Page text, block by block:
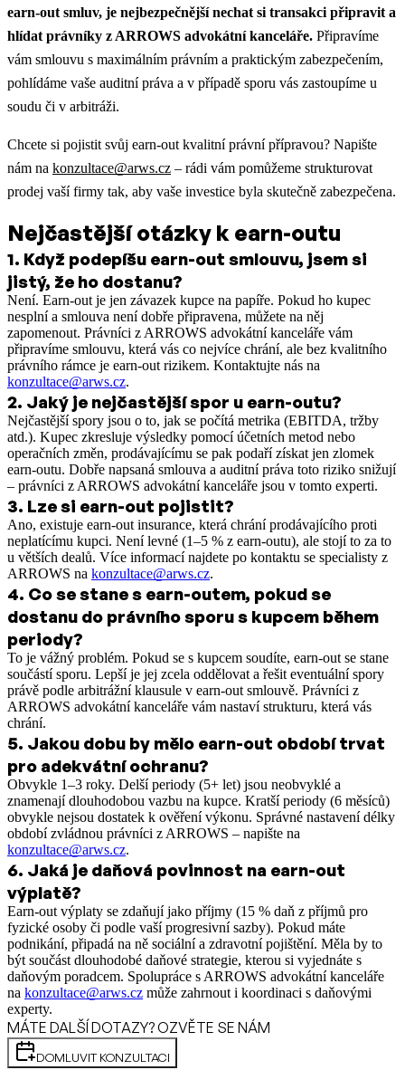
earn-out smluv, je nejbezpečnější nechat si transakci připravit a
hlídat právníky z ARROWS advokátní kanceláře. Připravíme
vám smlouvu s maximálním právním a praktickým zabezpečením,
pohlídáme vaše auditní práva a v případě sporu vás zastoupíme u
soudu či v arbitráži.
Chcete si pojistit svůj earn-out kvalitní právní přípravou? Napište
nám na konzultace@arws.cz – rádi vám pomůžeme strukturovat
prodej vaší firmy tak, aby vaše investice byla skutečně zabezpečena.
Nejčastější otázky k earn-outu
1. Když podepíšu earn-out smlouvu, jsem si
jistý, že ho dostanu?
Není. Earn-out je jen závazek kupce na papíře. Pokud ho kupec
nesplní a smlouva není dobře připravena, můžete na něj
zapomenout. Právníci z ARROWS advokátní kanceláře vám
připravíme smlouvu, která vás co nejvíce chrání, ale bez kvalitního
právního rámce je earn-out rizikem. Kontaktujte nás na
konzultace@arws.cz.
2. Jaký je nejčastější spor u earn-outu?
Nejčastější spory jsou o to, jak se počítá metrika (EBITDA, tržby
atd.). Kupec zkresluje výsledky pomocí účetních metod nebo
operačních změn, prodávajícímu se pak podaří získat jen zlomek
earn-outu. Dobře napsaná smlouva a auditní práva toto riziko snižují
– právníci z ARROWS advokátní kanceláře jsou v tomto experti.
3. Lze si earn-out pojistit?
Ano, existuje earn-out insurance, která chrání prodávajícího proti
neplatícímu kupci. Není levné (1–5 % z earn-outu), ale stojí to za to
u větších dealů. Více informací najdete po kontaktu se specialisty z
ARROWS na konzultace@arws.cz.
4. Co se stane s earn-outem, pokud se
dostanu do právního sporu s kupcem během
periody?
To je vážný problém. Pokud se s kupcem soudíte, earn-out se stane
součástí sporu. Lepší je jej zcela oddělovat a řešit eventuální spory
právě podle arbitrážní klausule v earn-out smlouvě. Právníci z
ARROWS advokátní kanceláře vám nastaví strukturu, která vás
chrání.
5. Jakou dobu by mělo earn-out období trvat
pro adekvátní ochranu?
Obvykle 1–3 roky. Delší periody (5+ let) jsou neobvyklé a
znamenají dlouhodobou vazbu na kupce. Kratší periody (6 měsíců)
obvykle nejsou dostatek k ověření výkonu. Správné nastavení délky
období zvládnou právníci z ARROWS – napište na
konzultace@arws.cz.
6. Jaká je daňová povinnost na earn-out
výplatě?
Earn-out výplaty se zdaňují jako příjmy (15 % daň z příjmů pro
fyzické osoby či podle vaší progresivní sazby). Pokud máte
podnikání, připadá na ně sociální a zdravotní pojištění. Měla by to
být součást dlouhodobé daňové strategie, kterou si vyjednáte s
daňovým poradcem. Spolupráce s ARROWS advokátní kanceláře
na konzultace@arws.cz může zahrnout i koordinaci s daňovými
experty.
MÁTE DALŠÍ DOTAZY? OZVĚTE SE NÁM
DOMLUVIT KONZULTACI